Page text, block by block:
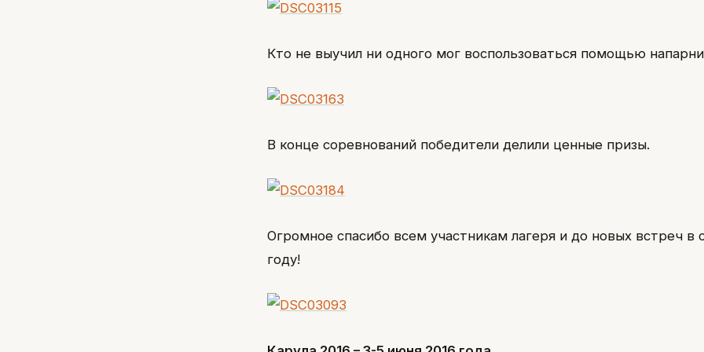
Кто не выучил ни одного мог воспользоваться помощью
В конце соревнований победители делили ценные призы.
Огромное спасибо всем участникам лагеря и до новых встреч
году!